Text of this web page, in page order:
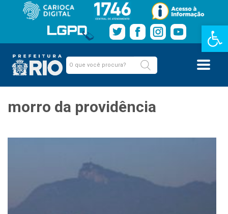
Barra de
morro da providência